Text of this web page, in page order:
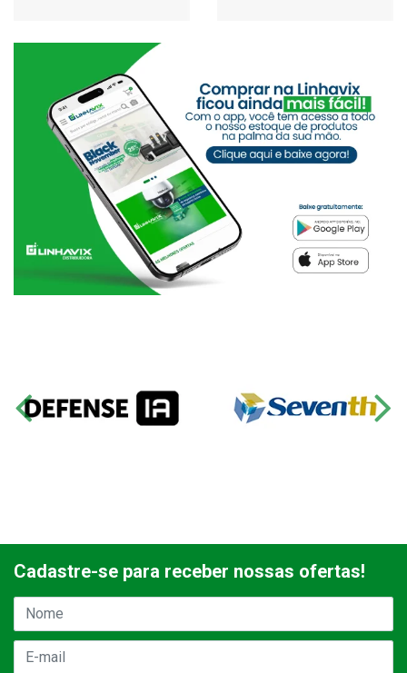
Cadastre-se para receber nossas ofertas!